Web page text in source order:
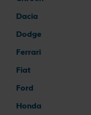
Dacia
Dodge
Ferrari
Fiat
Ford
Honda